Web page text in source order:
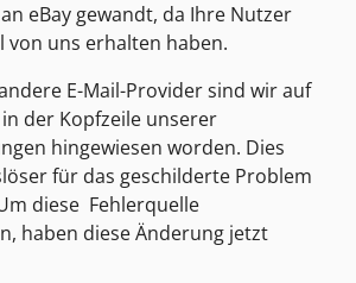
eBay gewandt, da Ihre Nutzer
von uns erhalten haben.
E-Mail-Provider sind wir auf
der Kopfzeile unserer
hingewiesen worden. Dies
für das geschilderte Problem
diese Fehlerquelle
haben diese Änderung jetzt